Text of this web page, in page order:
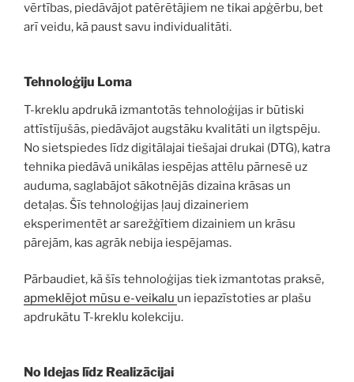
vērtības, piedāvājot patērētājiem ne tikai apģērbu, bet
arī veidu, kā paust savu individualitāti.
Tehnoloģiju Loma
T-kreklu apdrukā izmantotās tehnoloģijas ir būtiski
attīstījušās, piedāvājot augstāku kvalitāti un ilgtspēju.
No sietspiedes līdz digitālajai tiešajai drukai (DTG), katra
tehnika piedāvā unikālas iespējas attēlu pārnesē uz
auduma, saglabājot sākotnējās dizaina krāsas un
detaļas. Šīs tehnoloģijas ļauj dizaineriem
eksperimentēt ar sarežģītiem dizainiem un krāsu
pārejām, kas agrāk nebija iespējamas.
Pārbaudiet, kā šīs tehnoloģijas tiek izmantotas praksē,
apmeklējot mūsu e-veikalu un iepazīstoties ar plašu
apdrukātu T-kreklu kolekciju.
No Idejas līdz Realizācijai